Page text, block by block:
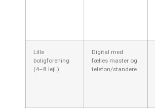
Lille
boligforening
(4–8 lejl.)
Digital med
fælles master og
telefon/standere